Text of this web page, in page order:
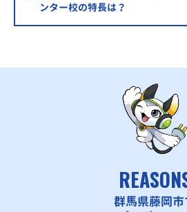
ンター校の特長は？
群馬県藤岡市